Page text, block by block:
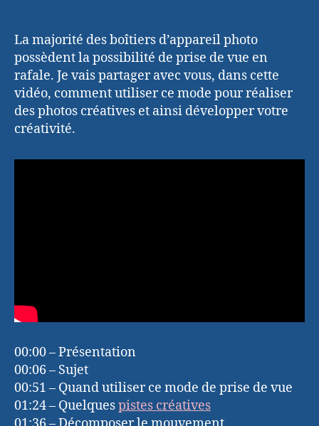
La majorité des boîtiers d’appareil photo
possèdent la possibilité de prise de vue en
rafale. Je vais partager avec vous, dans cette
vidéo, comment utiliser ce mode pour réaliser
des photos créatives et ainsi développer votre
créativité.
00:00 – Présentation
00:06 – Sujet
00:51 – Quand utiliser ce mode de prise de vue
01:24 – Quelquespistes créatives